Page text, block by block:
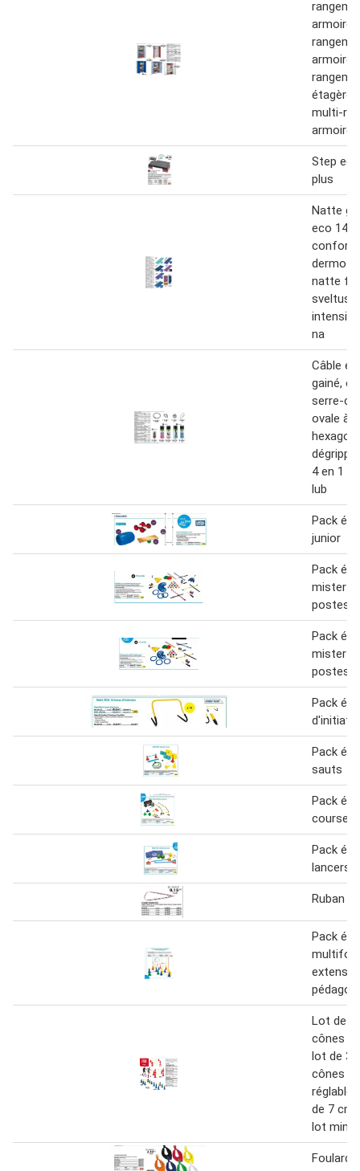
armoire
armoire
multi-
armoire
Step
plus
Natte
eco
confort,
dermo
natte fit
sveltus,
na
Câble
gainé,
serre-
ovale à
4 en 1
lub
Pack
junior
Pack
mister
postes
Pack
mister
postes
Pack
Pack
sauts
Pack
courses
Pack
lancers
Ruban
Pack éco
Lot de 3
cônes
lot de 3
cônes
de 7 cm
lot mini-
Foulard